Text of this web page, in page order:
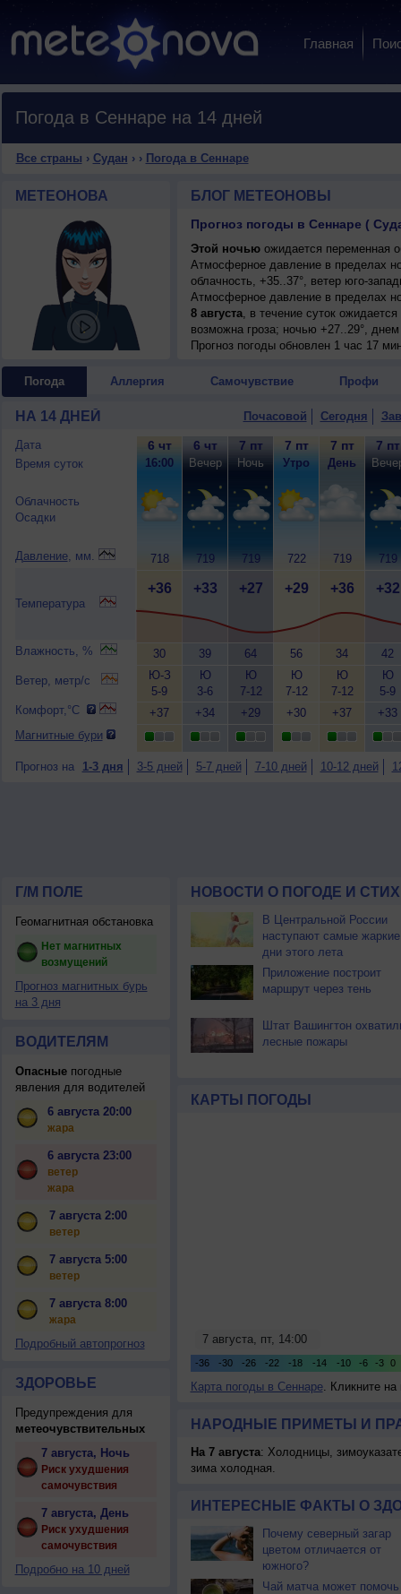
Главная
Погода в Сеннаре на 14 дней
Все страны › Судан › › Погода в Сеннаре
МЕТЕОНОВА БЛОГ МЕТЕОНОВЫ
Прогноз погоды в Сеннаре (
Этой ночьюожидается переменная
Атмосферное давление в пределах
облачность, +35..37°, ветер юго-
Атмосферное давление в пределах
8 августа, в течение суток
возможна гроза; ночью +27..29°,
Прогноз погоды обновлен 1 час 17
Погода Аллергия Самочувствие Профи
НА 14 ДНЕЙ Почасовой Сегодня
Дата
Время суток
Облачность
Осадки
Давление, мм.
Температура
Влажность, %
Ветер, метр/с
Комфорт,°C
Магнитные бури
6 чт
16:00
718
+36
30
Ю-З
5-9
+37
6 чт
Вечер
719
+33
39
Ю
3-6
+34
7 пт
Ночь
719
+27
64
Ю
7-12
+29
7 пт
Утро
722
+29
56
Ю
7-12
+30
7 пт
День
719
+36
34
Ю
7-12
+37
7 пт
719
+32
42
Ю
5-9
+33
Прогноз на 1-3 дня 3-5 дней 5-7 дней 7-10 дней 10-12 дней
Г/М ПОЛЕ
Геомагнитная обстановка
Нет магнитных
возмущений
Прогноз магнитных бурь
на 3 дня
ВОДИТЕЛЯМ
Опасныепогодные
явления для водителей
6 августа 20:00
жара
6 августа 23:00
ветер
жара
7 августа 2:00
ветер
7 августа 5:00
ветер
7 августа 8:00
жара
Подробный автопрогноз
ЗДОРОВЬЕ
Предупреждения для
метеочувствительных
7 августа, Ночь
Риск ухудшения
самочувствия
7 августа, День
Риск ухудшения
самочувствия
Подробно на 10 дней
НОВОСТИ О ПОГОДЕ И
В Центральной России
наступают самые жаркие
дни этого лета
Приложение построит
маршрут через тень
Штат Вашингтон
лесные пожары
КАРТЫ ПОГОДЫ
Карта погоды в Сеннаре. Кликните на
НАРОДНЫЕ ПРИМЕТЫ И
На 7 августа: Холодницы,
зима холодная.
ИНТЕРЕСНЫЕ ФАКТЫ О
Почему северный загар
цветом отличается от
южного?
Чай матча может помочь